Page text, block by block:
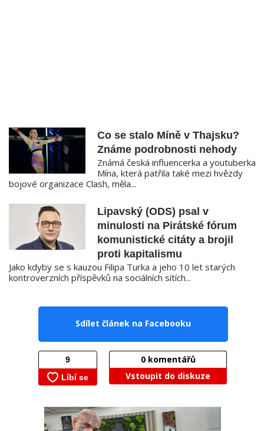
Co se stalo Míně v Thajsku?
Známe podrobnosti nehody
Známá česká influencerka a youtuberka
Mína, která patřila také mezi hvězdy
bojové organizace Clash, měla...
Lipavský (ODS) psal v
minulosti na Pirátské fórum
komunistické citáty a brojil
proti kapitalismu
Jako kdyby se s kauzou Filipa Turka a jeho 10 let starých
kontroverzních příspěvků na sociálních sítích...
Sdílet článek na Facebooku
0komentářů
Vstoupit do diskuze